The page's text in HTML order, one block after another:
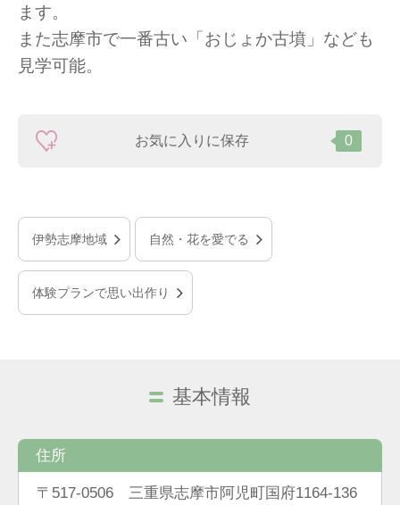
ます。
また志摩市で一番古い「おじょか古墳」なども
見学可能。
お気に入りに保存 0
伊勢志摩地域 自然・花を愛でる
体験プランで思い出作り
基本情報
住所
〒517-0506 三重県志摩市阿児町国府1164-136